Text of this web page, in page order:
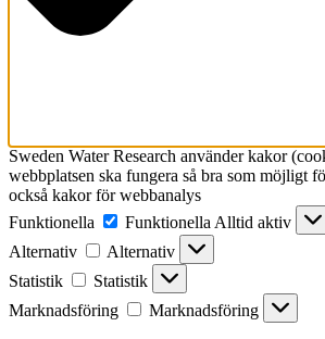
Sweden Water Research använder kakor
webbplatsen ska fungera så bra som möjligt
också kakor för webbanalys
Funktionella
Funktionella Alltid aktiv
Alternativ
Alternativ
Statistik
Statistik
Marknadsföring
Marknadsföring